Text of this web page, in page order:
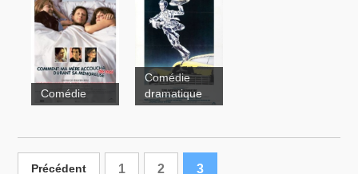
Les
corps
célestes
Comédie
Comédie
dramatique
Précédent 1 2 3